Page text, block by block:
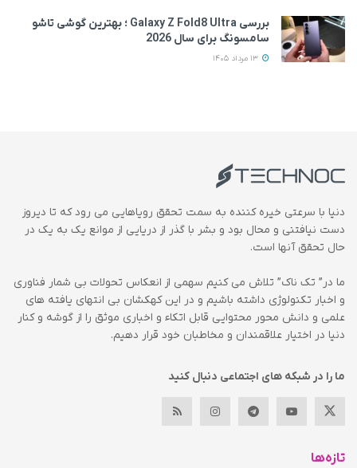
بررسی Galaxy Z Fold8 Ultra ؛ بهترین گوشی تاشو
سامسونگ برای سال 2026
دنیا با سرعتی خیره کننده به سمت تحقق رویاهایی می رود که تا دیروز
دست نیافتنی و محال بود و بشر با گذر از دریایی از موانع یک به یک در
حال تحقق آنها است.
ما در” تک ناک” تلاش می کنیم سهمی از انعکاس تحولات بی شمار فناوری
و اخبار تکنولوژی داشته باشیم و در این کهکشان بی انتهای یافته های
علمی و دانش محور محتوایی قابل اتکاء و اخباری موثق را از گوشه و کنار
دنیا در اختیار علاقمندان و مخاطبان خود قرار دهیم.
ما را در شبکه های اجتماعی دنبال کنید
تازه‌ها